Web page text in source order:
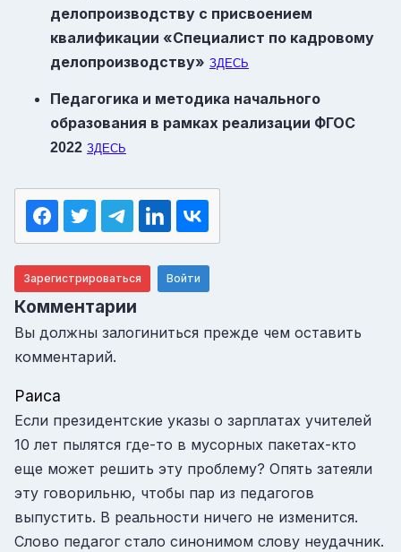
делопроизводству с присвоением
квалификации «Специалист по кадровому
делопроизводству» ЗДЕСЬ
Педагогика и методика начального
образования в рамках реализации ФГОС
2022 ЗДЕСЬ
Зарегистрироваться Войти
Комментарии
Вы должны залогиниться прежде чем оставить
комментарий.
Раиса
Если президентские указы о зарплатах учителей
10 лет пылятся где-то в мусорных пакетах-кто
еще может решить эту проблему? Опять затеяли
эту говорильню, чтобы пар из педагогов
выпустить. В реальности ничего не изменится.
Слово педагог стало синонимом слову неудачник.